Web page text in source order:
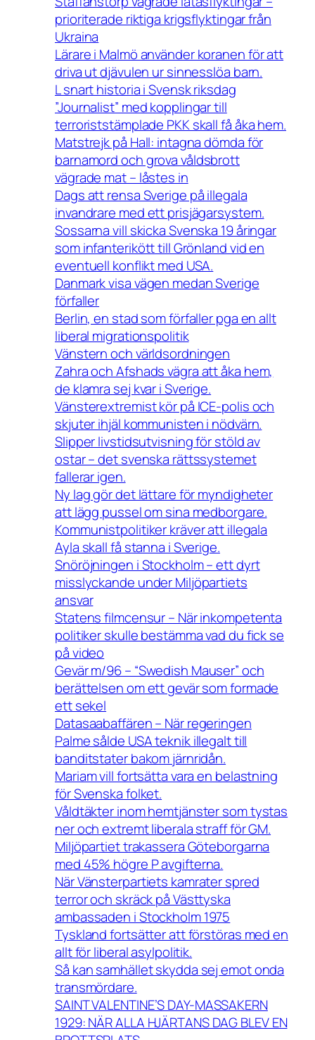
prioriterade riktiga krigsflyktingar från
Ukraina
Lärare i Malmö använder koranen för att
driva ut djävulen ur sinnesslöa barn.
L snart historia i Svensk riksdag
”Journalist” med kopplingar till
terroriststämplade PKK skall få åka hem.
Matstrejk på Hall: intagna dömda för
barnamord och grova våldsbrott
vägrade mat – låstes in
Dags att rensa Sverige på illegala
invandrare med ett prisjägarsystem.
Sossarna vill skicka Svenska 19 åringar
som infanterikött till Grönland vid en
eventuell konflikt med USA.
Danmark visa vägen medan Sverige
förfaller
Berlin, en stad som förfaller pga en allt
liberal migrationspolitik
Vänstern och världsordningen
Zahra och Afshads vägra att åka hem,
de klamra sej kvar i Sverige.
Vänsterextremist kör på ICE-polis och
skjuter ihjäl kommunisten i nödvärn.
Slipper livstidsutvisning för stöld av
ostar – det svenska rättssystemet
fallerar igen.
Ny lag gör det lättare för myndigheter
att lägg pussel om sina medborgare.
Kommunistpolitiker kräver att illegala
Ayla skall få stanna i Sverige.
Snöröjningen i Stockholm – ett dyrt
misslyckande under Miljöpartiets
ansvar
Statens filmcensur – När inkompetenta
politiker skulle bestämma vad du fick se
på video
Gevär m/96 – “Swedish Mauser” och
berättelsen om ett gevär som formade
ett sekel
Datasaabaffären – När regeringen
Palme sålde USA teknik illegalt till
banditstater bakom järnridån.
Mariam vill fortsätta vara en belastning
för Svenska folket.
Våldtäkter inom hemtjänster som tystas
ner och extremt liberala straff för GM.
Miljöpartiet trakassera Göteborgarna
med 45% högre P avgifterna.
När Vänsterpartiets kamrater spred
terror och skräck på Västtyska
ambassaden i Stockholm 1975
Tyskland fortsätter att förstöras med en
allt för liberal asylpolitik.
Så kan samhället skydda sej emot onda
transmördare.
SAINT VALENTINE’S DAY-MASSAKERN
1929: NÄR ALLA HJÄRTANS DAG BLEV EN